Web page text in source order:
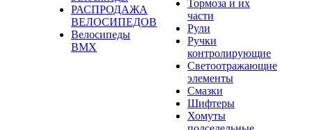
РАСПРОДАЖА
ВЕЛОСИПЕДОВ
Велосипеды
BMX
Тормоза и их
части
Рули
Ручки
контролирующие
Светоотражающие
элементы
Смазки
Шифтеры
Хомуты